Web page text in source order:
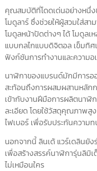
คุณสมบัติที่โดดเด่นอย่างหนึ่
โมดูลาร์ ซึ่งช่วยให้ผู้สวมใส่ส
โมดูลหน้าปัดต่างๆ ได้ โมดูลเ
แบบกลไกแบบดิจิตอล เข็มทิศ
ฟังก์ชันการทำงานและความ
นาฬิกาของแบรนด์มักมีการอ
สะท้อนถึงการผสมผสานหลัก
เข้ากับงานฝีมือการผลิตนาฬิก
ละเอียด โดยใช้วัสดุคุณภาพสู
ไฟเบอร์ เพื่อรับประกันความ
นอกจากนี้ ลินเด้ แวร์เดลินยั
เพื่อสร้างสรรค์นาฬิการุ่นลิมิ
ไม่เหมือนใคร